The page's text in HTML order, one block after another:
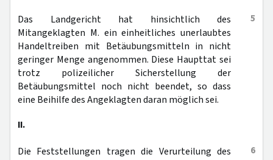
5
Das Landgericht hat hinsichtlich des
Mitangeklagten M. ein einheitliches unerlaubtes
Handeltreiben mit Betäubungsmitteln in nicht
geringer Menge angenommen. Diese Haupttat sei
trotz polizeilicher Sicherstellung der
Betäubungsmittel noch nicht beendet, so dass
eine Beihilfe des Angeklagten daran möglich sei.
II.
6
Die Feststellungen tragen die Verurteilung des